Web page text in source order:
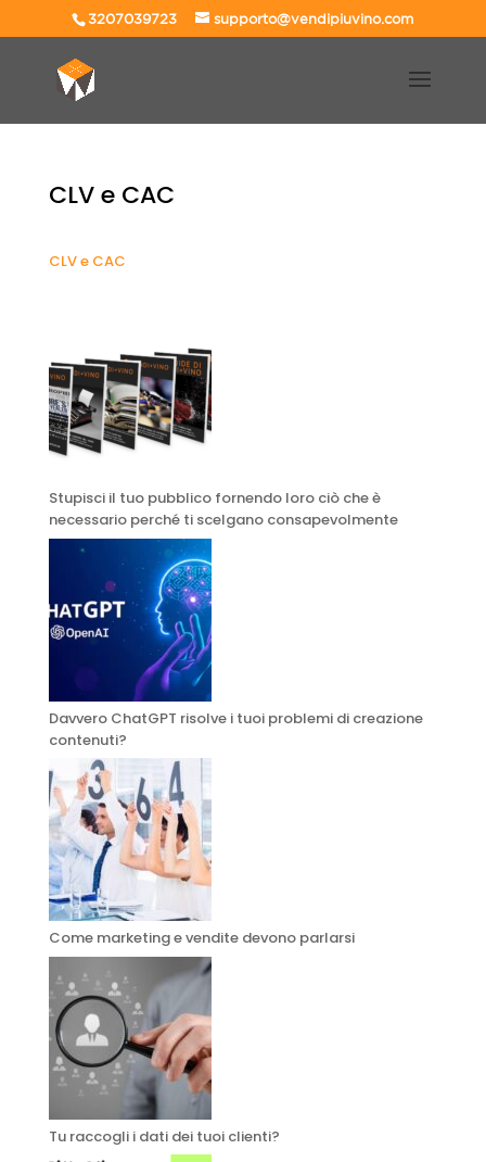
3207039723 supporto@vendipiuvino.com
CLV e CAC
CLV e CAC
Stupisci il tuo pubblico fornendo loro ciò che è
necessario perché ti scelgano consapevolmente
Davvero ChatGPT risolve i tuoi problemi di creazione
contenuti?
Come marketing e vendite devono parlarsi
Tu raccogli i dati dei tuoi clienti?